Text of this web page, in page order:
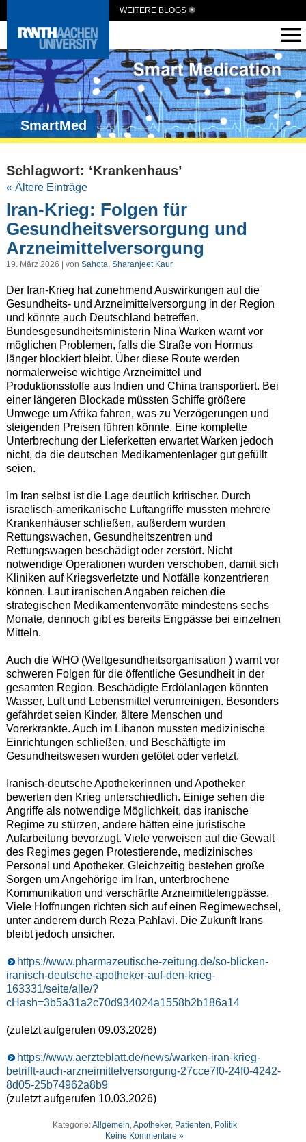
WEITERE BLOGS
SmartMed
Schlagwort: ‘Krankenhaus’
« Ältere Einträge
Iran-Krieg: Folgen für
Gesundheitsversorgung und
Arzneimittelversorgung
19. März 2026 | von Sahota, Sharanjeet Kaur
Der Iran-Krieg hat zunehmend Auswirkungen auf die
Gesundheits- und Arzneimittelversorgung in der Region
und könnte auch Deutschland betreffen.
Bundesgesundheitsministerin Nina Warken warnt vor
möglichen Problemen, falls die Straße von Hormus
länger blockiert bleibt. Über diese Route werden
normalerweise wichtige Arzneimittel und
Produktionsstoffe aus Indien und China transportiert. Bei
einer längeren Blockade müssten Schiffe größere
Umwege um Afrika fahren, was zu Verzögerungen und
steigenden Preisen führen könnte. Eine komplette
Unterbrechung der Lieferketten erwartet Warken jedoch
nicht, da die deutschen Medikamentenlager gut gefüllt
seien.
Im Iran selbst ist die Lage deutlich kritischer. Durch
israelisch-amerikanische Luftangriffe mussten mehrere
Krankenhäuser schließen, außerdem wurden
Rettungswachen, Gesundheitszentren und
Rettungswagen beschädigt oder zerstört. Nicht
notwendige Operationen wurden verschoben, damit sich
Kliniken auf Kriegsverletzte und Notfälle konzentrieren
können. Laut iranischen Angaben reichen die
strategischen Medikamentenvorräte mindestens sechs
Monate, dennoch gibt es bereits Engpässe bei einzelnen
Mitteln.
Auch die WHO (Weltgesundheitsorganisation ) warnt vor
schweren Folgen für die öffentliche Gesundheit in der
gesamten Region. Beschädigte Erdölanlagen könnten
Wasser, Luft und Lebensmittel verunreinigen. Besonders
gefährdet seien Kinder, ältere Menschen und
Vorerkrankte. Auch im Libanon mussten medizinische
Einrichtungen schließen, und Beschäftigte im
Gesundheitswesen wurden getötet oder verletzt.
Iranisch-deutsche Apothekerinnen und Apotheker
bewerten den Krieg unterschiedlich. Einige sehen die
Angriffe als notwendige Möglichkeit, das iranische
Regime zu stürzen, andere hätten eine juristische
Aufarbeitung bevorzugt. Viele verweisen auf die Gewalt
des Regimes gegen Protestierende, medizinisches
Personal und Apotheker. Gleichzeitig bestehen große
Sorgen um Angehörige im Iran, unterbrochene
Kommunikation und verschärfte Arzneimittelengpässe.
Viele Hoffnungen richten sich auf einen Regimewechsel,
unter anderem durch Reza Pahlavi. Die Zukunft Irans
bleibt jedoch unsicher.
https://www.pharmazeutische-zeitung.de/so-blicken-
iranisch-deutsche-apotheker-auf-den-krieg-
163331/seite/alle/?
cHash=3b5a31a2c70d934024a1558b2b186a14
(zuletzt aufgerufen 09.03.2026)
https://www.aerzteblatt.de/news/warken-iran-krieg-
betrifft-auch-arzneimittelversorgung-27cce7f0-24f0-4242-
8d05-25b74962a8b9
(zuletzt aufgerufen 10.03.2026)
Kategorie:Allgemein,Apotheker, Patienten, Politik
Keine Kommentare »